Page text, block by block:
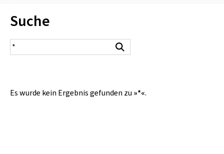
Inhalt:
Suche
Suchergebnis
Es wurde kein Ergebnis gefunden zu »*«.